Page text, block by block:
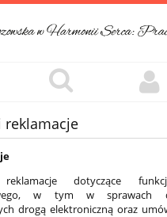
reklamacje
dotyczące
w tym w sprawach
drogą elektroniczną oraz